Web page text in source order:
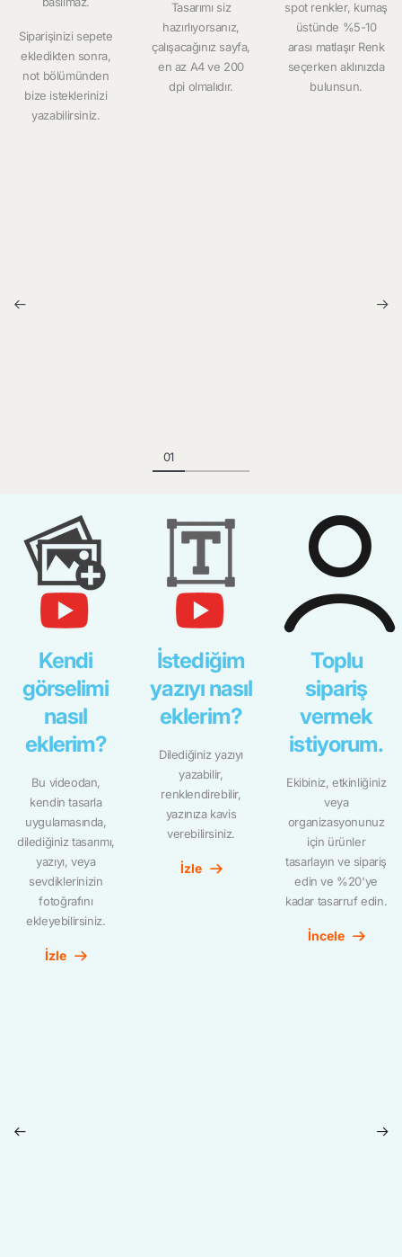
Siparişinizi sepete
ekledikten sonra,
not bölümünden
bize isteklerinizi
yazabilirsiniz.
Tasarımı siz
hazırlıyorsanız,
çalışacağınız sayfa,
en az A4 ve 200
dpi olmalıdır.
spot renkler, kumaş
üstünde %5-10
arası matlaşır Renk
seçerken aklınızda
bulunsun.
Kendi
görselimi
nasıl
eklerim?
Bu videodan,
kendin tasarla
uygulamasında,
dilediğiniz tasarımı,
yazıyı, veya
sevdiklerinizin
fotoğrafını
ekleyebilirsiniz.
İzle
İstediğim
yazıyı nasıl
eklerim?
Dilediğiniz yazıyı
yazabilir,
renklendirebilir,
yazınıza kavis
verebilirsiniz.
İzle
Toplu
sipariş
vermek
istiyorum.
Ekibiniz, etkinliğiniz
veya
organizasyonunuz
için ürünler
tasarlayın ve sipariş
edin ve %20'ye
kadar tasarruf edin.
İncele